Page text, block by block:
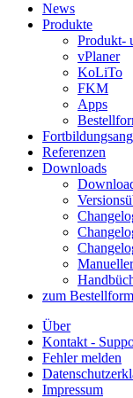
News
Produkte
Produkt-
vPlaner
KoLiTo
FKM
Apps
Referenzen
Downloads
zum
Über
Kontakt -
Fehler melden
Impressum